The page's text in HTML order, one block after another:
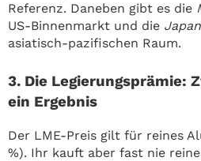
Referenz. Daneben gibt es die
US-Binnenmarkt und die
asiatisch-pazifischen Raum.
3. Die Legierungsprämie:
ein Ergebnis
Der LME-Preis gilt für reines
%). Ihr kauft aber fast nie